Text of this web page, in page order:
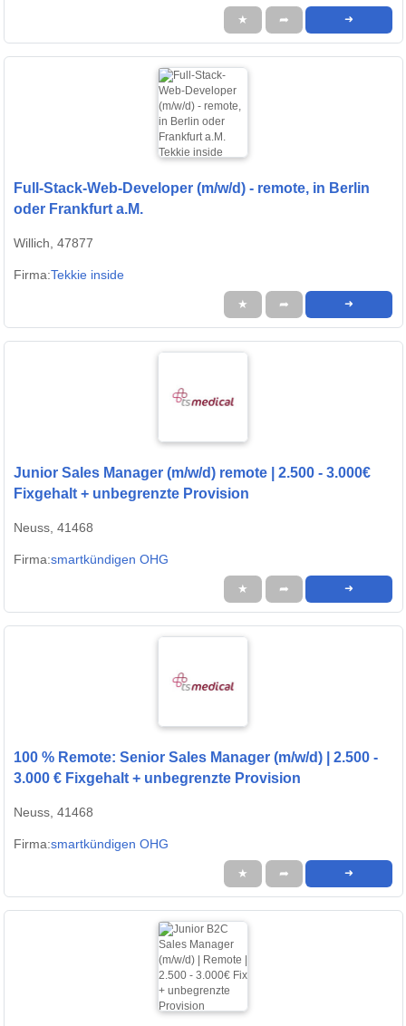
★ ➦ ➜
Full-Stack-Web-Developer (m/w/d) - remote, in Berlin
oder Frankfurt a.M.
Willich, 47877
Firma:Tekkie inside
★ ➦ ➜
Junior Sales Manager (m/w/d) remote | 2.500 - 3.000€
Fixgehalt + unbegrenzte Provision
Neuss, 41468
Firma:smartkündigen OHG
★ ➦ ➜
100 % Remote: Senior Sales Manager (m/w/d) | 2.500 -
3.000 € Fixgehalt + unbegrenzte Provision
Neuss, 41468
Firma:smartkündigen OHG
★ ➦ ➜